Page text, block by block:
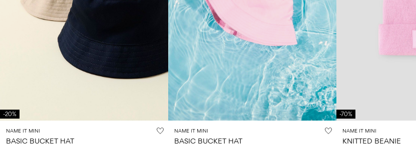
-20%
NAME IT MINI
BASIC BUCKET HAT
NAME IT MINI
BASIC BUCKET HAT
-70%
NAME IT MINI
KNITTED BEANIE